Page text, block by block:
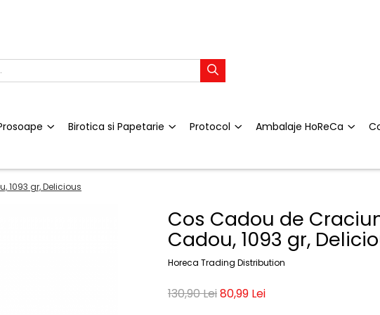
Birotica si Papetarie Protocol Ambalaje HoReCa
1093 gr, Delicious
Cos Cadou de
Cadou, 1093 gr,
Horeca Trading Distribution
130,90 Lei80,99 Lei